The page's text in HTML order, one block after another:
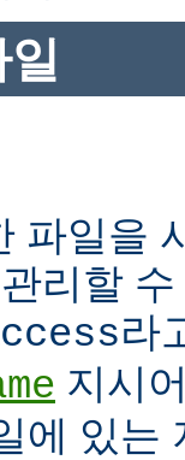
파일을
리할
라
지시
에 있는